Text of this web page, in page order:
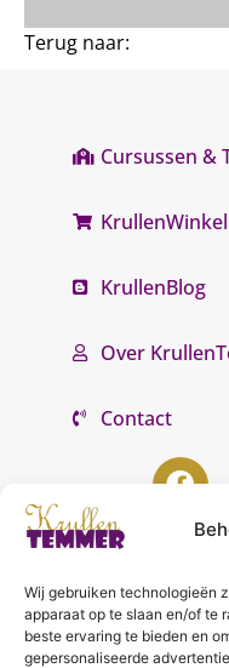
Wij gebruiken technologieën
apparaat op te slaan en/of te
beste ervaring te bieden en
gepersonaliseerde
Terug naar:
Cursussen &
KrullenWinkel
KrullenBlog
Over
Contact
Punter 10 02